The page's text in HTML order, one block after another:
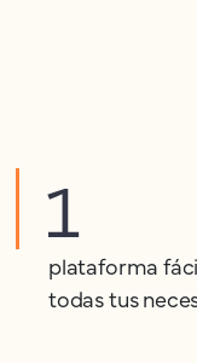
1
plataforma
todas tus